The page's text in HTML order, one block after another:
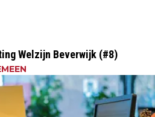
Welzijn Beverwijk (#8)